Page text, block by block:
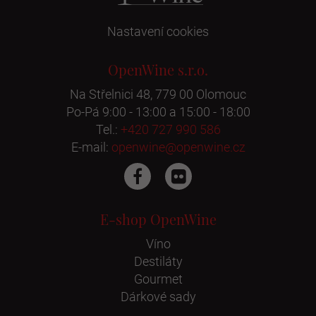
Nastavení cookies
OpenWine s.r.o.
Na Střelnici 48, 779 00 Olomouc
Po-Pá 9:00 - 13:00 a 15:00 - 18:00
Tel.: +420 727 990 586
E-mail: openwine@openwine.cz
E-shop OpenWine
Víno
Destiláty
Gourmet
Dárkové sady